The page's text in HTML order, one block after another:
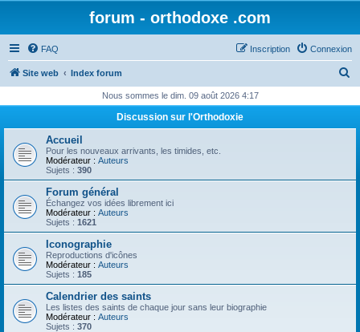
forum - orthodoxe .com
FAQ Connexion
Inscription
Site web Index forum
h
Nous sommes le dim. 09 août 2026 4:17
Discussion sur l'Orthodoxie
Accueil
Pour les nouveaux arrivants, les timides, etc.
Modérateur : Auteurs
Sujets : 390
Forum général
Échangez vos idées librement ici
Modérateur : Auteurs
Sujets : 1621
Iconographie
Reproductions d'icônes
Modérateur : Auteurs
Sujets : 185
Calendrier des saints
Les listes des saints de chaque jour sans leur biographie
Modérateur : Auteurs
Sujets : 370